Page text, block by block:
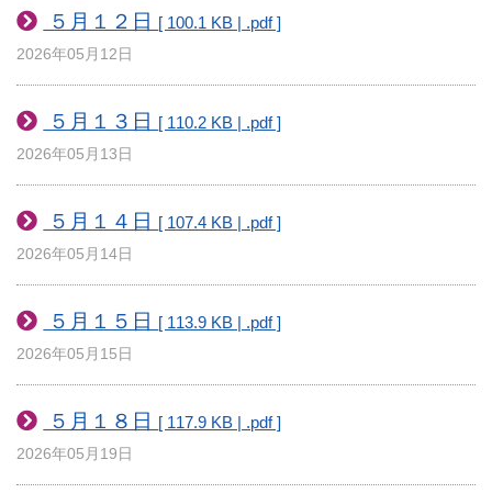
５月１２日 [ 100.1 KB | .pdf ]
2026年05月12日
５月１３日 [ 110.2 KB | .pdf ]
2026年05月13日
５月１４日 [ 107.4 KB | .pdf ]
2026年05月14日
５月１５日 [ 113.9 KB | .pdf ]
2026年05月15日
５月１８日 [ 117.9 KB | .pdf ]
2026年05月19日